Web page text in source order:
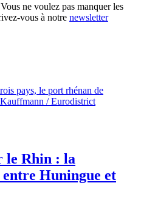
ne voulez pas manquer les
vous à notre newsletter
le Rhin : la
Huningue et